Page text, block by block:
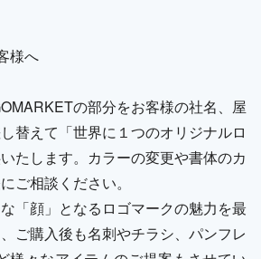
様へ
の部分をお客様の社名、屋
替えて「世界に１つのオリジナルロ
たします。カラーの変更や書体のカ
ご相談ください。
「顔」となるロゴマークの魅力を最
ご購入後も名刺やチラシ、パンフレ